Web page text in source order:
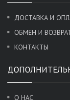
ДОСТАВКА И
ОБМЕН И
КОНТАКТЫ
О НАС